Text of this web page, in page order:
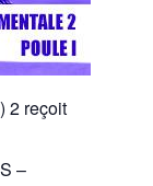
2 reçoit
–